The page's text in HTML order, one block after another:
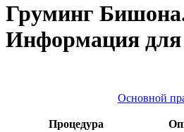
Груминг
Информация для
Основной
Процедура